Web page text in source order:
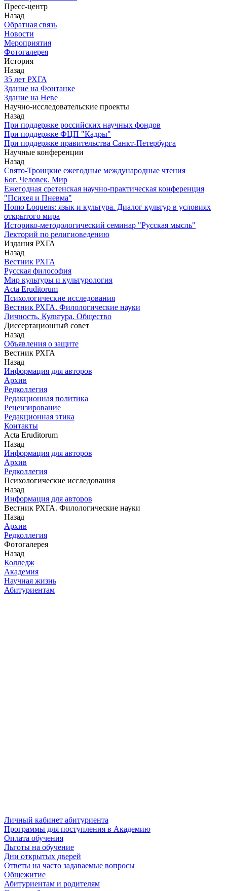
Пресс-центр
Назад
Обратная связь
Новости
Мероприятия
Фотогалерея
История
Назад
З5 лет РХГА
Здание на Фонтанке
Здание на Неве
Научно-исследовательские проекты
Назад
При поддержке российских научных фондов
При поддержке ФЦП "Кадры"
При поддержке правительства Санкт-Петербурга
Научные конференции
Назад
Свято-Троицкие ежегодные международные чтения
Бог. Человек. Мир
Ежегодная сретенская научно-практическая конференция
"Психея и Пневма"
Homo Loquens: язык и культура. Диалог культур в условиях
открытого мира
Историко-методологический семинар "Русская мысль"
Лекторий по религиоведению
Издания РХГА
Назад
Вестник РХГА
Русская философия
Мир культуры и культурология
Acta Eruditorum
Психологические исследования
Вестник РХГА. Филологические науки
Личность. Культура. Общество
Диссертационный совет
Назад
Объявления о защите
Вестник РХГА
Назад
Информация для авторов
Архив
Редколлегия
Редакционная политика
Рецензирование
Редакционная этика
Контакты
Acta Eruditorum
Назад
Информация для авторов
Архив
Редколлегия
Психологические исследования
Назад
Информация для авторов
Вестник РХГА. Филологические науки
Назад
Архив
Редколлегия
Фотогалерея
Назад
Колледж
Академия
Научная жизнь
Абитуриентам
Личный кабинет абитуриента
Программы для поступления в Академию
Оплата обучения
Льготы на обучение
Дни открытых дверей
Ответы на часто задаваемые вопросы
Общежитие
Абитуриентам и родителям